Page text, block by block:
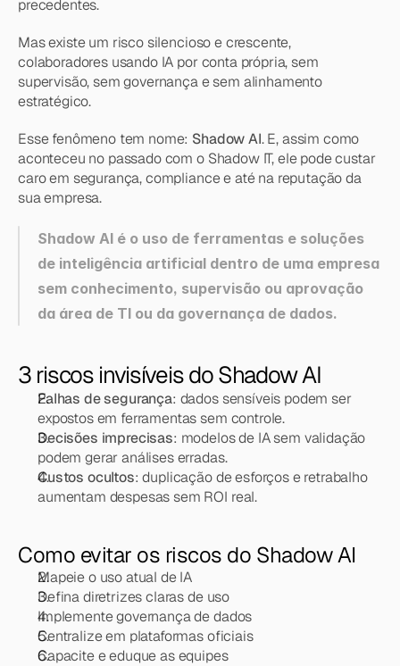
precedentes.
Mas existe um risco silencioso e crescente,
colaboradores usando IA por conta própria, sem
supervisão, sem governança e sem alinhamento
estratégico.
Esse fenômeno tem nome: Shadow AI. E, assim como
aconteceu no passado com o Shadow IT, ele pode custar
caro em segurança, compliance e até na reputação da
sua empresa.
Shadow AI é o uso de ferramentas e soluções
de inteligência artificial dentro de uma empresa
sem conhecimento, supervisão ou aprovação
da área de TI ou da governança de dados.
3 riscos invisíveis do Shadow AI
Falhas de segurança: dados sensíveis podem ser
expostos em ferramentas sem controle.
Decisões imprecisas: modelos de IA sem validação
podem gerar análises erradas.
Custos ocultos: duplicação de esforços e retrabalho
aumentam despesas sem ROI real.
Como evitar os riscos do Shadow AI
Mapeie o uso atual de IA
Defina diretrizes claras de uso
Implemente governança de dados
Centralize em plataformas oficiais
Capacite e eduque as equipes